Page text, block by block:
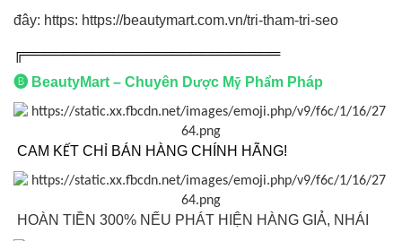
đây: https: https://beautymart.com.vn/tri-tham-tri-seo
╔══════════════════════════
🅑 BeautyMart – Chuyên Dược Mỹ Phẩm Pháp
CAM KẾT CH BÁN HÀNG CHÍNH HÃNG!
HOÀN TIỀN 300% NẾU PHÁT HIỆN HÀNG GIẢ, NHÁI